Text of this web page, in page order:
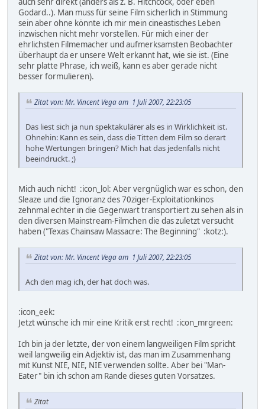
Godard..). Man muss für seine Film sicherlich in Stimmung
sein aber ohne könnte ich mir mein cineastisches Leben
inzwischen nicht mehr vorstellen. Für mich einer der
ehrlichsten Filmemacher und aufmerksamsten Beobachter
überhaupt da er unsere Welt erkannt hat, wie sie ist. (Eine
sehr platte Phrase, ich weiß, kann es aber gerade nicht
besser formulieren).
Zitat von: Mr. Vincent Vega am 1 Juli 2007, 22:23:05
Das liest sich ja nun spektakulärer als es in Wirklichkeit ist.
Ohnehin: Kann es sein, dass die Titten dem Film so derart
hohe Wertungen bringen? Mich hat das jedenfalls nicht
beeindruckt. ;)
Mich auch nicht! :icon_lol: Aber vergnüglich war es schon, den
Sleaze und die Ignoranz des 70ziger-Exploitationkinos
zehnmal echter in die Gegenwart transportiert zu sehen als in
den diversen Mainstream-Filmchen die das zuletzt versucht
haben ("Texas Chainsaw Massacre: The Beginning" :kotz:).
Zitat von: Mr. Vincent Vega am 1 Juli 2007, 22:23:05
Ach den mag ich, der hat doch was.
:icon_eek:
Jetzt wünsche ich mir eine Kritik erst recht! :icon_mrgreen:
Ich bin ja der letzte, der von einem langweiligen Film spricht
weil langweilig ein Adjektiv ist, das man im Zusammenhang
mit Kunst NIE, NIE, NIE verwenden sollte. Aber bei "Man-
Eater" bin ich schon am Rande dieses guten Vorsatzes.
Zitat